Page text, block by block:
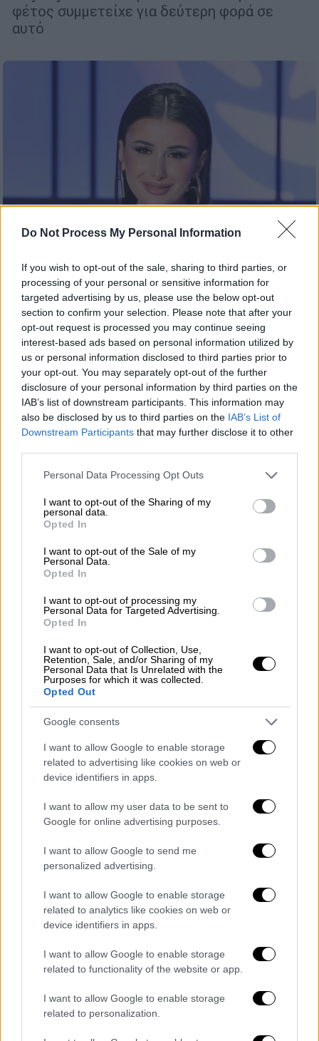
Do Not Process My Personal Information
If you wish to opt-out of the sale, sharing to third parties, or
processing of your personal or sensitive information for
targeted advertising by us, please use the below opt-out
section to confirm your selection. Please note that after your
opt-out request is processed you may continue seeing
interest-based ads based on personal information utilized by
us or personal information disclosed to third parties prior to
your opt-out. You may separately opt-out of the further
disclosure of your personal information by third parties on the
IAB’s list of downstream participants. This information may
also be disclosed by us to third parties on the IAB’s List of
Downstream Participants that may further disclose it to other
Please note that this website/app uses one or more Google
not limited to your visit or usage behaviour. You may click to
grant or deny consent to Google and its third-party tags to
use your data for below specified purposes in below Google
consent section.
Personal Data Processing Opt Outs
I want to opt-out of the Sharing of my
personal data.
Opted In
I want to opt-out of the Sale of my
Personal Data.
Opted In
I want to opt-out of processing my
Personal Data for Targeted Advertising.
Opted In
I want to opt-out of Collection, Use,
Retention, Sale, and/or Sharing of my
Personal Data that Is Unrelated with the
Purposes for which it was collected.
Opted Out
Google consents
I want to allow Google to enable storage
related to advertising like cookies on web or
device identifiers in apps.
I want to allow my user data to be sent to
Google for online advertising purposes.
I want to allow Google to send me
personalized advertising.
I want to allow Google to enable storage
related to analytics like cookies on web or
device identifiers in apps.
I want to allow Google to enable storage
related to functionality of the website or app.
I want to allow Google to enable storage
related to personalization.
φέτος συμμετείχε για δεύτερη φορά σε
αυτό
Lifestyle|28.03.2024 12:55
Emilia Vodos: Το σοβαρό πρόβλημα που
αντιμετωπίζει με την υγεία της - «Εχω
68% αναπηρία στο αίμα»
Το σοβαρό πρόβλημα υγείας που αποκάλυψε
η πρώην παίκτρια του «My Style Rocks»
Τηλεόραση|12.03.2024 11:00
My Style Rocks: Ποια είναι η Νικολίνα
Νικολούζου που αποκάλυψε ότι
γεννήθηκε αγόρι
σώμα», εξομολογήθηκε η Νικολίνα
Lifestyle|29.02.2024 10:00
Σοφία Χατζηπαντελή: Αποσύρεται από